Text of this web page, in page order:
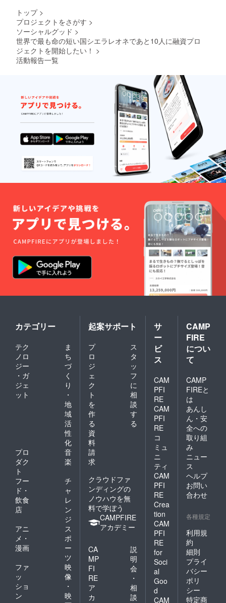
トップ >
プロジェクトをさがす >
ソーシャルグッド >
世界で最も命の短い国シエラレオネであと10人に融資プロ
ジェクトを開始したい！ >
活動報告一覧
カテゴリー
テク
ノロ
ジー
・ガ
ジェ
ット
ま
ち
づ
く
り
・
地
域
活
性
化
プロ
ダク
ト
音
楽
フー
ド・
飲食
店
チ
ャ
レ
ン
ジ
アニ
メ・
漫画
ス
ポ
ー
ツ
ファ
ッ
ショ
ン
映
像
・
映
起案サポート
プ
ロ
ジ
ェ
ク
ト
を
作
る
ス
タ
ッ
フ
に
相
談
す
る
資
料
請
求
クラウドファ
ンディングの
ノウハウを無
料で学ぼう
CAMPFIRE
アカデミー
CA
MP
FI
RE
ア
カ
説
明
会
・
相
談
サ
ー
ビ
ス
CAM
PFI
RE
CAM
PFI
RE
コ
ミュ
ニ
ティ
CAM
PFI
RE
Crea
tion
CAM
PFI
RE
for
Soci
al
Goo
d
CAM
CAMP
FIRE
につい
て
CAMP
FIREと
は
あんし
ん・安
全への
取り組
み
ニュー
ス
ヘルプ
お問い
合わせ
各種規定
利用規
約
細則
プライ
バシー
ポリ
シー
特定商